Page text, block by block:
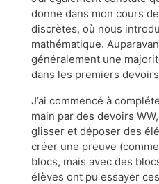
donne dans mon cours
discrètes, où nous
mathématique.
généralement une
dans les premiers
J’ai commencé à
main par des devoirs
glisser et déposer des
créer une preuve
blocs, mais avec des
élèves ont pu essayer